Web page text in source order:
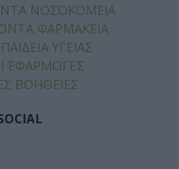
ΝΟΣΟΚΟΜΕΙΑ
ΦΑΡΜΑΚΕΙΑ
ΥΓΕΙΑΣ
ΕΦΑΡΜΟΓΕΣ
ΒΟΗΘΕΙΕΣ